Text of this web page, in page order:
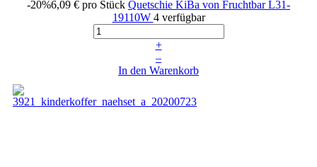
-20%6,09 € pro Stück Quetschie KiBa von FruchtbarL31-
19110W 4 verfügbar
+
–
In den Warenkorb